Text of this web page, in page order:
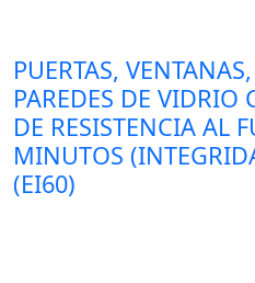
PUERTAS,
PAREDES DE VIDRIO
DE RESISTENCIA AL
MINUTOS
(EI60)